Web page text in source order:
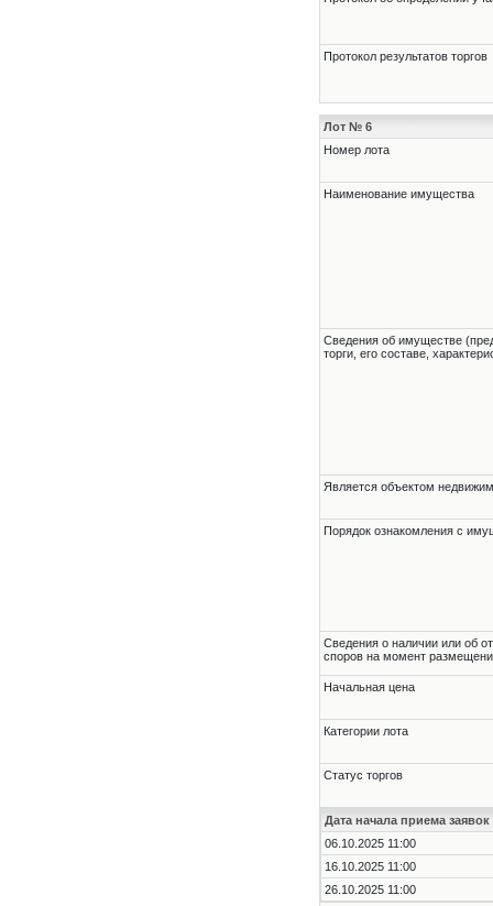
Протокол результатов торгов
Лот № 6
Номер лота
Наименование имущества
Cведения об имуществе
торги, его составе,
Является объектом
Порядок ознакомления с
Cведения о наличии или об
споров на момент
Начальная цена
Категории лота
Статус торгов
Дата начала приема заявок
06.10.2025 11:00
16.10.2025 11:00
26.10.2025 11:00